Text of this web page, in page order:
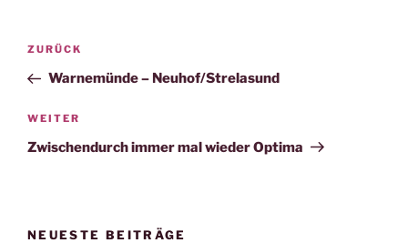
Beitragsnavigation
Vorheriger
Beitrag
ZURÜCK
Warnemünde – Neuhof/Strelasund
Nächster
Beitrag
WEITER
Zwischendurch immer mal wieder Optima
NEUESTE BEITRÄGE